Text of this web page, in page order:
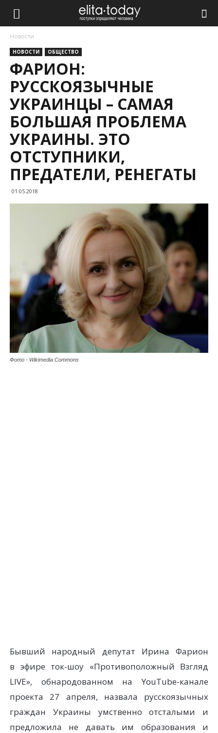
Новости
НОВОСТИ ОБЩЕСТВО
ФАРИОН:
РУССКОЯЗЫЧНЫЕ
УКРАИНЦЫ – САМАЯ
БОЛЬШАЯ ПРОБЛЕМА
УКРАИНЫ. ЭТО
ОТСТУПНИКИ,
ПРЕДАТЕЛИ, РЕНЕГАТЫ
01.05.2018
Фото - Wikimedia Commons
Бывший народный депутат Ирина Фарион
в эфире ток-шоу «Противоположный Взгляд
LIVE», обнародованном на YouTube-канале
проекта 27 апреля, назвала русскоязычных
граждан Украины умственно отсталыми и
предложила не давать им образования и